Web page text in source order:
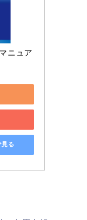
ニュア
る